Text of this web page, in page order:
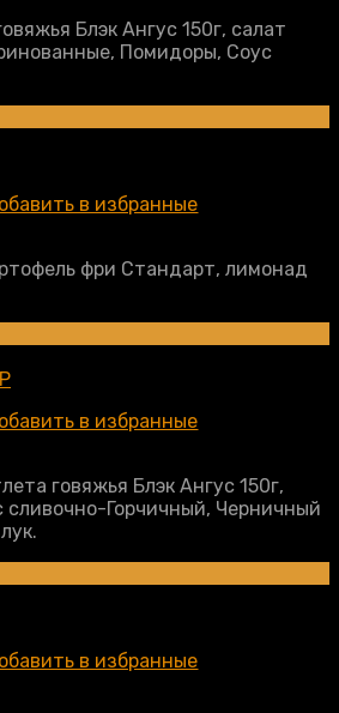
Блэк Ангус 150г, салат
Помидоры, Соус
в избранные
фри Стандарт, лимонад
в избранные
говяжья Блэк Ангус 150г,
сливочно-Горчичный, Черничный
в избранные